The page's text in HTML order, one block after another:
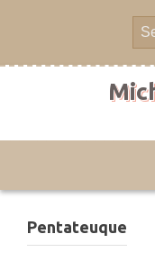
Pentateuque